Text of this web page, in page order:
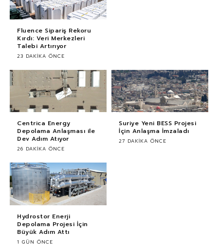
Fluence Sipariş Rekoru
Kırdı: Veri Merkezleri
Talebi Artırıyor
23 DAKIKA ÖNCE
Centrica Energy
Depolama Anlaşması ile
Dev Adım Atıyor
26 DAKIKA ÖNCE
Suriye Yeni BESS Projesi
İçin Anlaşma İmzaladı
27 DAKIKA ÖNCE
Hydrostor Enerji
Depolama Projesi İçin
Büyük Adım Attı
1 GÜN ÖNCE